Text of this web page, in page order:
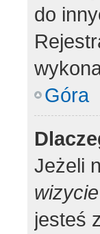
do
Góra
Jeżeli
wizycie
jesteś